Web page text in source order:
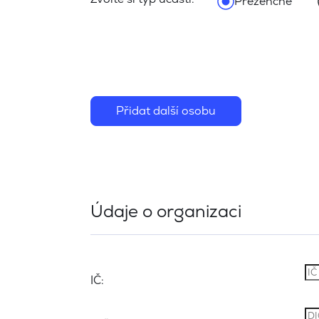
Přidat další osobu
Údaje o organizaci
IČ: